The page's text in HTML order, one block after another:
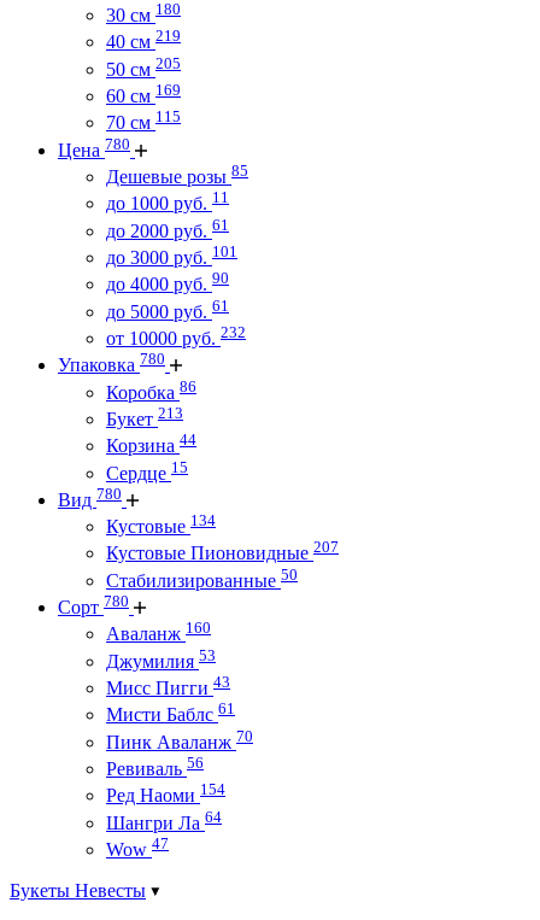
30 см 180
40 см 219
50 см 205
60 см 169
70 см 115
Цена 780
Дешевые розы 85
до 1000 руб. 11
до 2000 руб. 61
до 3000 руб. 101
до 4000 руб. 90
до 5000 руб. 61
от 10000 руб. 232
Упаковка 780
Коробка 86
Букет 213
Корзина 44
Сердце 15
Вид 780
Кустовые 134
Кустовые Пионовидные 207
Стабилизированные 50
Сорт 780
Аваланж 160
Джумилия 53
Мисс Пигги 43
Мисти Баблс 61
Пинк Аваланж 70
Ревиваль 56
Ред Наоми 154
Шангри Ла 64
Wow 47
Букеты Невесты